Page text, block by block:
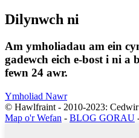
Dilynwch ni
Am ymholiadau am ein
gadewch eich e-bost i ni a
fewn 24 awr.
Ymholiad Nawr
© Hawlfraint - 2010-2023:
Map o'r Wefan - BLOG GORAU